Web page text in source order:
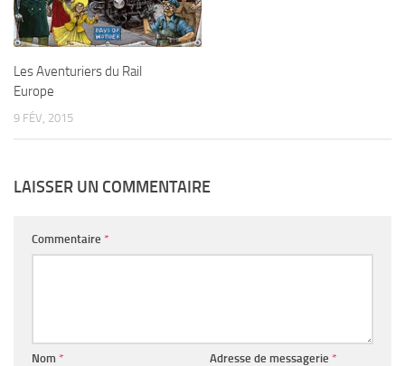
Les Aventuriers du Rail
Europe
9 FÉV, 2015
LAISSER UN COMMENTAIRE
Commentaire *
Nom * Adresse de messagerie *